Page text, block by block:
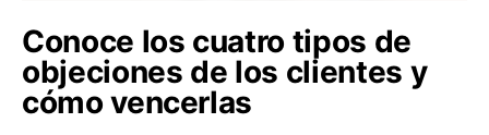
Conoce los cuatro tipos de
objeciones de los clientes y
cómo vencerlas